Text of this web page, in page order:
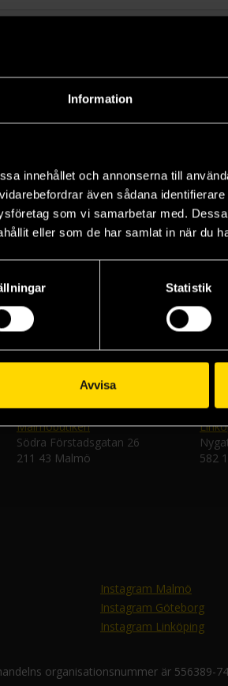
Information
innehållet och annonserna till
även sådana
som vi samarbetar med.
eller som de har samlat in när du
Statistik
Avvisa
på vårt
Malmöbutiken
Södra Förstadsgatan 26
211 43 Malmö
582
Instagram Malmö
Instagram Göteborg
Instagram Linköping
organisationsnummer är 556389-